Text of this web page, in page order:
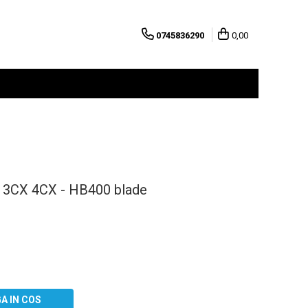
0745836290 0,00
4CX - HB400 blade
IN COS